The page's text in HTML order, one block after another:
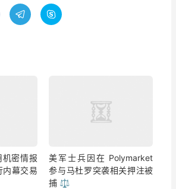
 
密情报
幕交易
美军士兵因在 Polymarket
参与马杜罗突袭相关押注被
捕 ⚖️